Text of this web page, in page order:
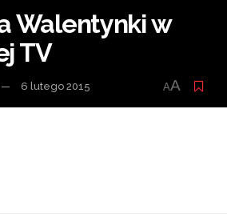
Walentynki w
TV
6 lutego 2015 AA